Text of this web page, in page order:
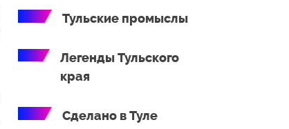
Тульские промыслы
Легенды Тульского
края
Сделано в Туле